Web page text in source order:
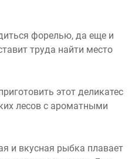
форелью, да еще и
труда найти место
этот деликатес
лесов с ароматными
и вкусная рыбка плавает